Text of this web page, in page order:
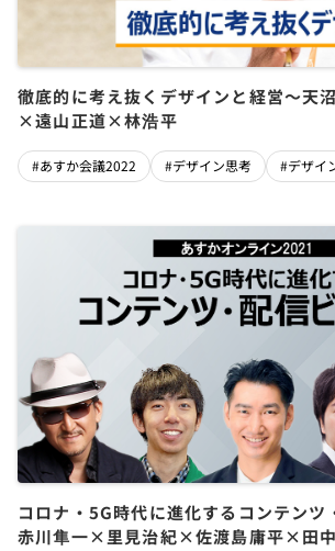
徹底的に考え抜くデザインと経営～天
×遠山正道×林浩平
#あすか会議2022 #デザイン思考 #デザイ
コロナ・5G時代に進化するコンテンツ
赤川隼一×里見治紀×佐渡島庸平×田